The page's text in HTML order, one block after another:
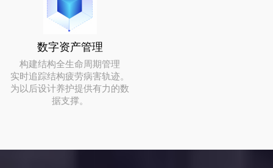
数字资产管理
构建结构全生命周期管理
实时追踪结构疲劳病害轨迹。
为以后设计养护提供有力的数
据支撑。